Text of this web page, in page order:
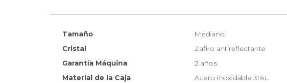
Tamaño
Mediano
Cristal
Zafiro antireflectante
Garantía Máquina
2 años
Material de la Caja
Acero inoxidable 316L